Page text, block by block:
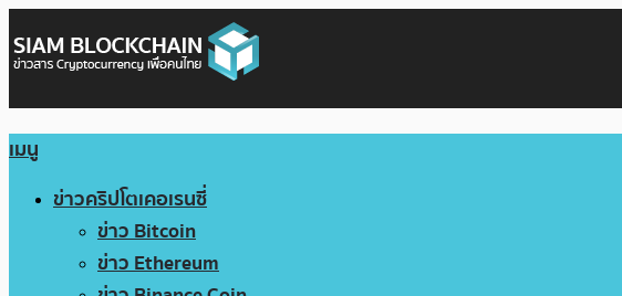
เมนู
ข่าวคริปโตเคอเรนซี่
ข่าว Bitcoin
ข่าว Ethereum